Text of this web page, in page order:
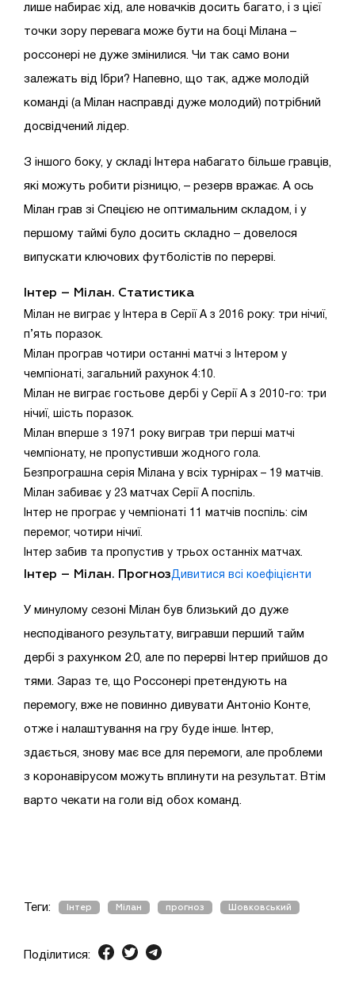
лише набирає хід, але новачків досить багато, і з цієї
точки зору перевага може бути на боці Мілана –
россонері не дуже змінилися. Чи так само вони
залежать від Ібри? Напевно, що так, адже молодій
команді (а Мілан насправді дуже молодий) потрібний
досвідчений лідер.
З іншого боку, у складі Інтера набагато більше гравців,
які можуть робити різницю, – резерв вражає. А ось
Мілан грав зі Спецією не оптимальним складом, і у
першому таймі було досить складно – довелося
випускати ключових футболістів по перерві.
Інтер – Мілан. Статистика
Мілан не виграє у Інтера в Серії А з 2016 року: три нічиї,
п’ять поразок.
Мілан програв чотири останні матчі з Інтером у
чемпіонаті, загальний рахунок 4:10.
Мілан не виграє гостьове дербі у Серії А з 2010-го: три
нічиї, шість поразок.
Мілан вперше з 1971 року виграв три перші матчі
чемпіонату, не пропустивши жодного гола.
Безпрограшна серія Мілана у всіх турнірах – 19 матчів.
Мілан забиває у 23 матчах Серії А поспіль.
Інтер не програє у чемпіонаті 11 матчів поспіль: сім
перемог, чотири нічиї.
Інтер забив та пропустив у трьох останніх матчах.
Інтер – Мілан. ПрогнозДивитися всі коефіцієнти
У минулому сезоні Мілан був близький до дуже
несподіваного результату, вигравши перший тайм
дербі з рахунком 2:0, але по перерві Інтер прийшов до
тями. Зараз те, що Россонері претендують на
перемогу, вже не повинно дивувати Антоніо Конте,
отже і налаштування на гру буде інше. Інтер,
здається, знову має все для перемоги, але проблеми
з коронавірусом можуть вплинути на результат. Втім
варто чекати на голи від обох команд.
Теги: Інтер Мілан прогноз Шовковський
Поділитися: